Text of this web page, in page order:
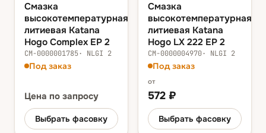
Смазка
высокотемпературная
литиевая Katana
Hogo Complex EP 2
СМ-0000001785· NLGI 2
Под заказ
Цена по запросу
Выбрать фасовку
Смазка
высокотемпературная
литиевая Katana
Hogo LX 222 EP 2
СМ-0000004970· NLGI 2
Под заказ
от
572 ₽
Выбрать фасовку